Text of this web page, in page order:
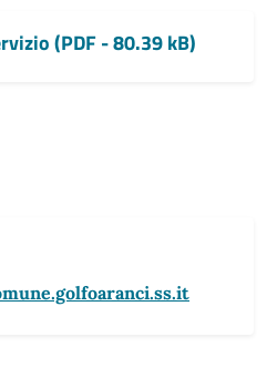
(PDF - 80.39 kB)